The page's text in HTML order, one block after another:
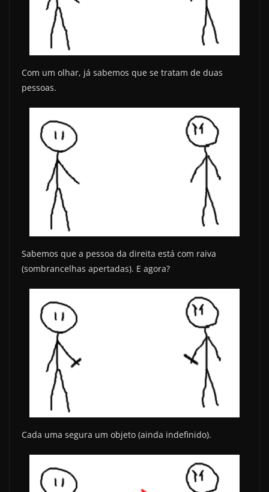
Com um olhar, já sabemos que se tratam de duas
pessoas.
Sabemos que a pessoa da direita está com raiva
(sombrancelhas apertadas). E agora?
Cada uma segura um objeto (ainda indefinido).